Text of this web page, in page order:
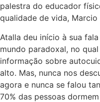
palestra do educador
qualidade de vida, Marcio
Atalla deu início à sua
mundo paradoxal, no
informação sobre
alto. Mas, nunca nos
agora e nunca se falou
70% das pessoas